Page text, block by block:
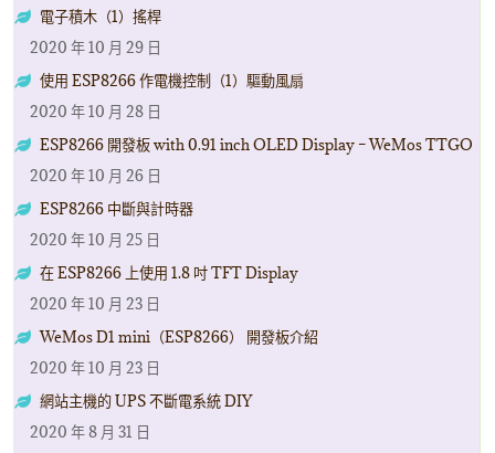
電子積木（1）搖桿
2020 年 10 月 29 日
使用 ESP8266 作電機控制（1）驅動風扇
2020 年 10 月 28 日
ESP8266 開發板 with 0.91 inch OLED Display – WeMos TTGO
2020 年 10 月 26 日
ESP8266 中斷與計時器
2020 年 10 月 25 日
在 ESP8266 上使用 1.8 吋 TFT Display
2020 年 10 月 23 日
WeMos D1 mini（ESP8266） 開發板介紹
2020 年 10 月 23 日
網站主機的 UPS 不斷電系統 DIY
2020 年 8 月 31 日